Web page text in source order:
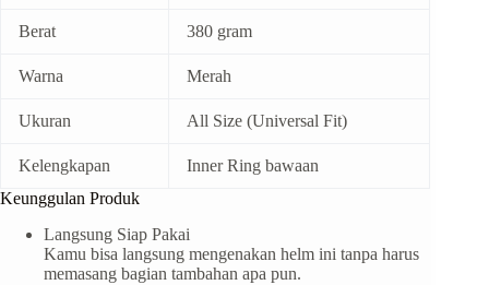
Berat 380 gram
Warna Merah
Ukuran All Size (Universal Fit)
Kelengkapan
Inner Ring bawaan
Keunggulan Produk
Langsung Siap Pakai
Kamu bisa langsung mengenakan helm ini tanpa harus
memasang bagian tambahan apa pun.